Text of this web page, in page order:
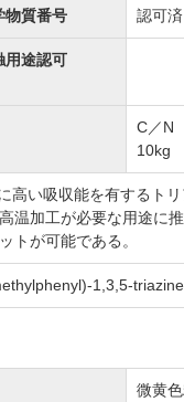
物質番号 認可済
用途認可
C／N
10kg
高い吸収能を有するト
温加工が必要な用途に推
トが可能である。
1,3,5-triazine
微黄